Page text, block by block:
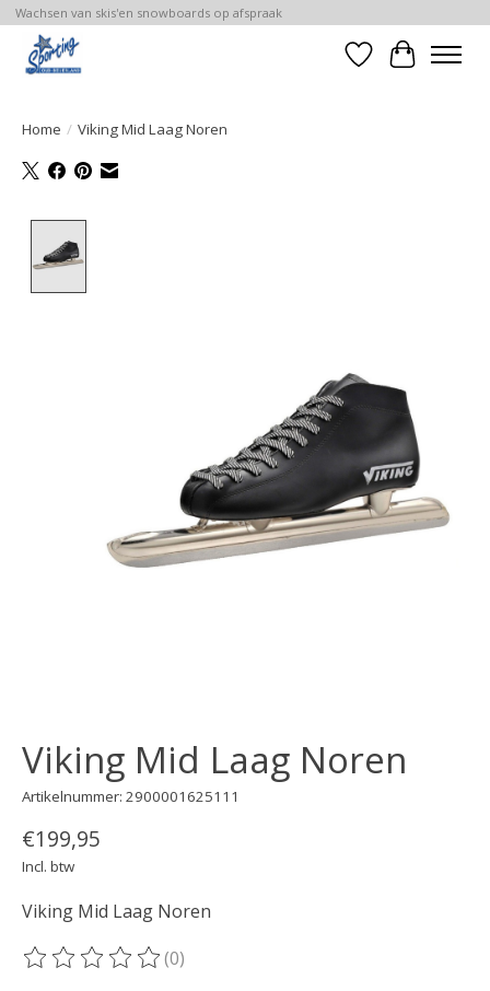
Wachsen van skis'en snowboards op afspraak
Verlanglijst
Home / Viking Mid Laag Noren
Viking Mid Laag Noren
Artikelnummer: 2900001625111
€199,95
Incl. btw
Viking Mid Laag Noren
De beoordeling van dit product is
(0)